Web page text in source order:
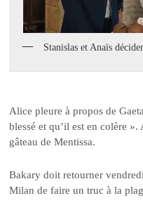
Stanislas et Anaïs
Alice pleure à propos de
blessé et qu’il est en colère
gâteau de Mentissa.
Bakary doit retourner
Milan de faire un truc à la